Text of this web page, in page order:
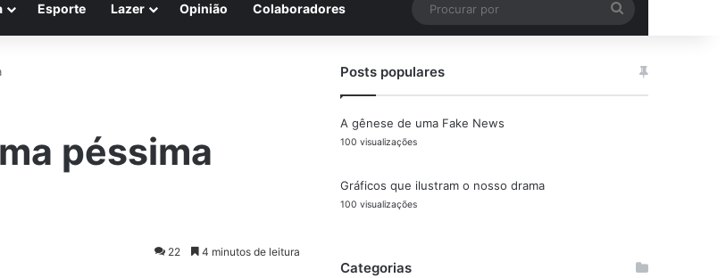
Esporte Lazer Opinião Colaboradores
por
péssima
22 4 minutos de leitura
Posts populares
A gênese de uma Fake News
100 visualizações
Gráficos que ilustram o nosso drama
100 visualizações
Categorias